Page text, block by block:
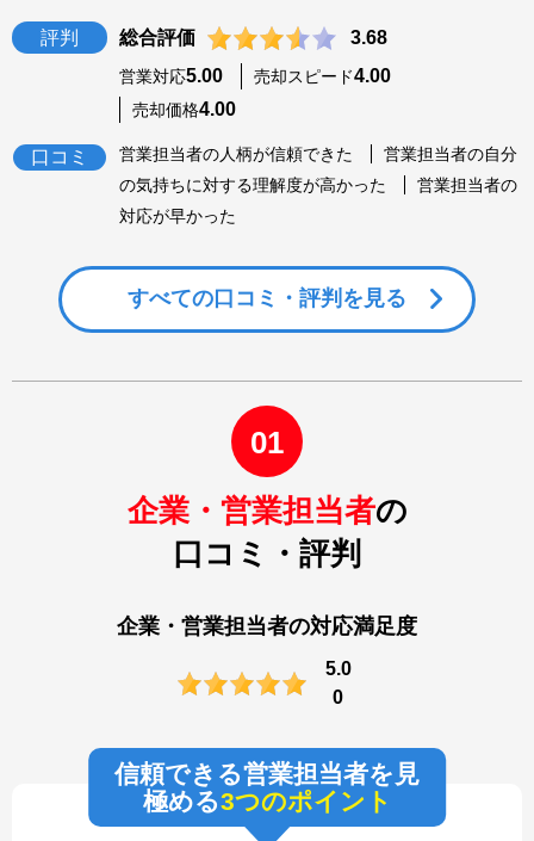
評判 総合評価 3.68
営業対応5.00 売却スピード4.00
売却価格4.00
口コミ 営業担当者の人柄が信頼できた
営業担当者の自分
の気持ちに対する理解度が高かった
営業担当者の
対応が早かった
すべての 口コミ・評判を見る
01
企業・営業担当者の
口コミ・評判
企業・営業担当者の対応満足度
5.0
0
信頼できる営業担当者を見
極める3つのポイント